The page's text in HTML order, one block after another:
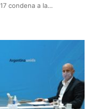
condena a la…